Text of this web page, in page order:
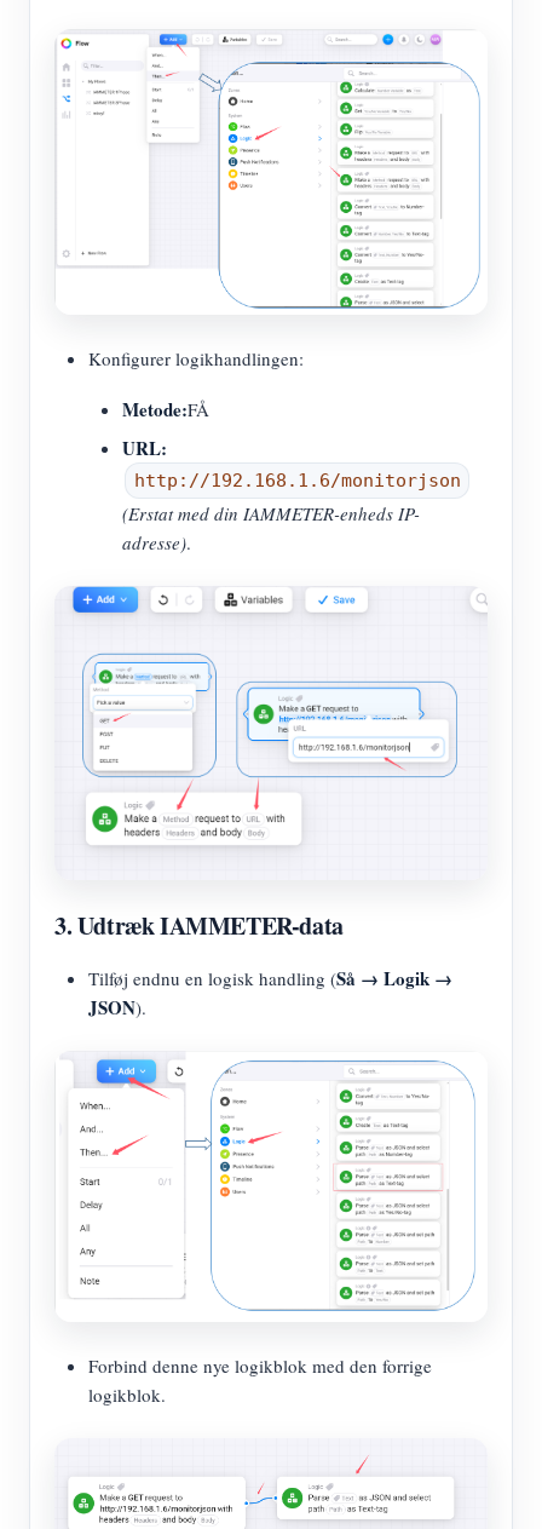
Konfigurer logikhandlingen:
Metode:FÅ
URL:
http://192.168.1.6/monitorjson
(Erstat med din IAMMETER-enheds IP-
adresse).
3. Udtræk IAMMETER-data
Tilføj endnu en logisk handling (Så → Logik →
JSON).
Forbind denne nye logikblok med den forrige
logikblok.